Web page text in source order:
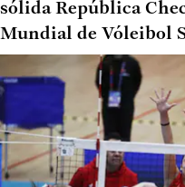
sólida República
Mundial de Vóleibol